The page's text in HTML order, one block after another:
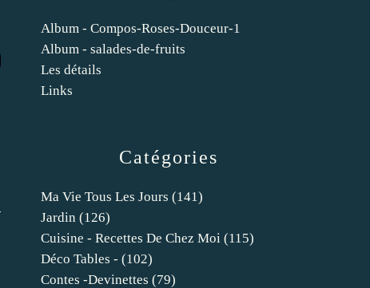
Catégories
Ma Vie Tous Les Jours (141)
Jardin (126)
Cuisine - Recettes De Chez Moi (115)
Déco Tables - (102)
Contes -devinettes (79)
Album - Compos-Roses-Douceur-1
Album - salades-de-fruits
Les détails
Links